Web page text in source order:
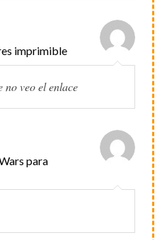
imprimible
no veo el enlace
para